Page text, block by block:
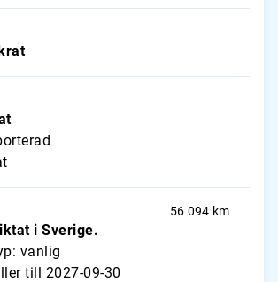
i Sverige.
vanlig
till 2027-09-30
56 094 km